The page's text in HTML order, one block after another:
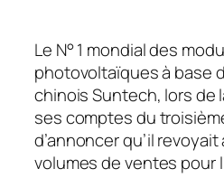
Le N° 1 mondial des
photovoltaïques à base
chinois Suntech, lors de
ses comptes du
d’annoncer qu’il
volumes de ventes pour